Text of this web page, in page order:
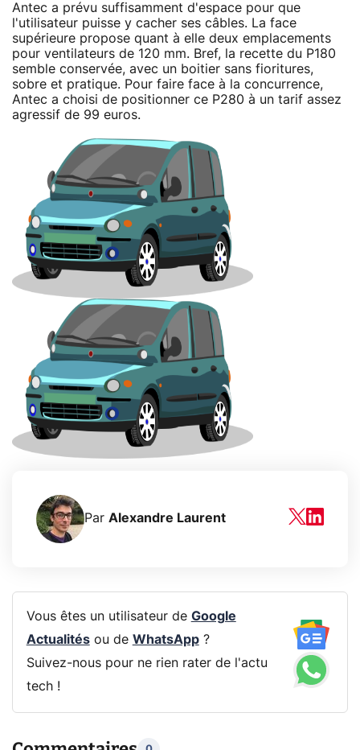
Antec a prévu suffisamment d'espace pour que
l'utilisateur puisse y cacher ses câbles. La face
supérieure propose quant à elle deux emplacements
pour ventilateurs de 120 mm. Bref, la recette du P180
semble conservée, avec un boitier sans fioritures,
sobre et pratique. Pour faire face à la concurrence,
Antec a choisi de positionner ce P280 à un tarif assez
agressif de 99 euros.
Par Alexandre Laurent
Vous êtes un utilisateur de Google
Actualitésou de WhatsApp?
Suivez-nous pour ne rien rater de l'actu
tech !